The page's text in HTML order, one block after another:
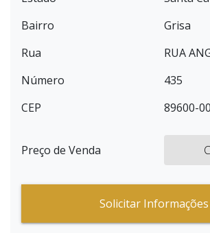
Bairro
Grisa
Rua
RUA
Número
435
CEP
89600-
Preço de Venda
Solicitar Informações